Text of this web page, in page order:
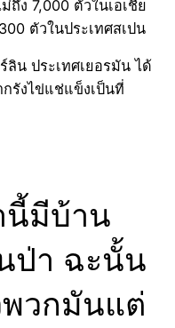
ถึง 7,000 ตัวในเอเชีย
ตัวในประเทศสเปน
น ประเทศเยอรมัน ได้
รังไข่แช่แข็งเป็นที่
นี้มีบ้าน
ป่า ฉะนั้น
พวกมันแต่